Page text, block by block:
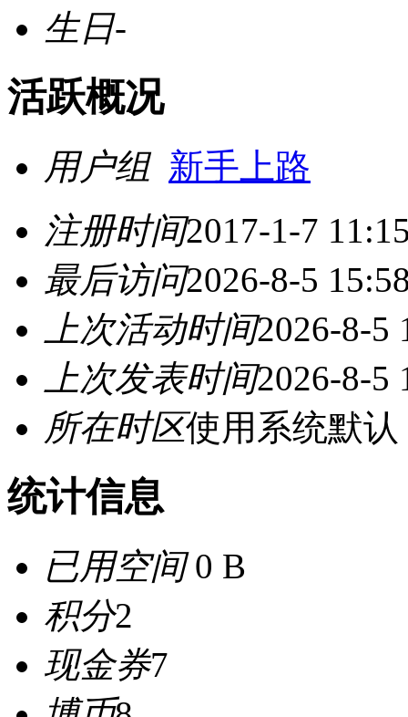
生日-
活跃概况
用户组 新手上路
注册时间2017-1-7
最后访问2026-8-5
上次活动时间2026-8-5
上次发表时间2026-8-5
所在时区使用系统默认
统计信息
已用空间0 B
积分2
现金券7